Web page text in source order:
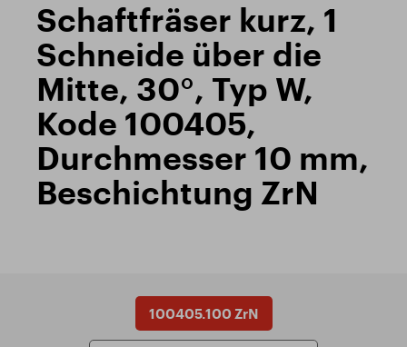
Schaftfräser kurz, 1
Schneide über die
Mitte, 30°, Typ W,
Kode 100405,
Durchmesser 10 mm,
Beschichtung ZrN
100405.100 ZrN